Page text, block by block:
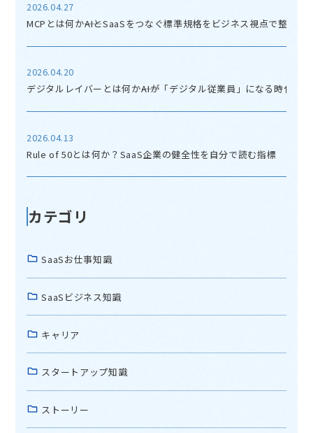
2026.04.27
MCPとは何か――AIとSaaSをつなぐ標準規格をビジネス視点で整理す
2026.04.20
デジタルレイバーとは何か――AIが「デジタル従業員」になる時代の
2026.04.13
Rule of 50とは何か？SaaS企業の健全性を自分で読む指標
カテゴリ
SaaSお仕事知識
SaaSビジネス知識
キャリア
スタートアップ知識
ストーリー